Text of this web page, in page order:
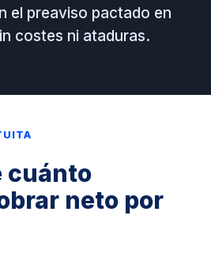
el preaviso pactado en
costes ni ataduras.
cuánto
neto por